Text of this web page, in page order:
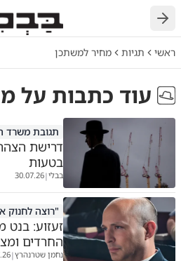
חזרה
ראשי תגיות מחיר למשתכן
עוד כתבות על
תגובת משרד
דרישת
בטעות
בבלי|
30.07.26
"רוצה לחנוק
זעזוע: בנט
החרדים
נחמן שטרנהרץ|